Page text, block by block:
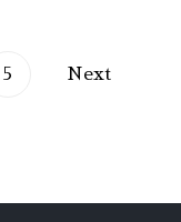
5 Next